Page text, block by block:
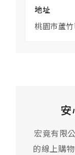
地址
桃園市蘆
宏竟有限
的線上購